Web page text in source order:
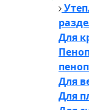
Для
Для
Для